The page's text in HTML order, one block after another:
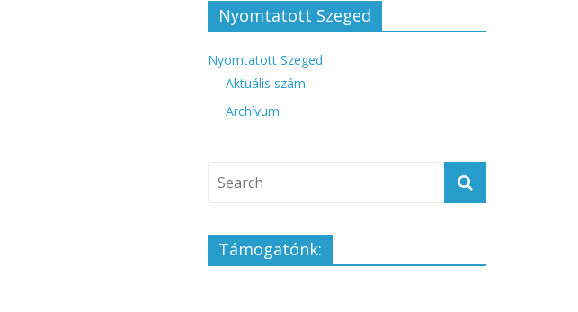
Nyomtatott Szeged
Nyomtatott Szeged
Aktuális szám
Archívum
Támogatónk: